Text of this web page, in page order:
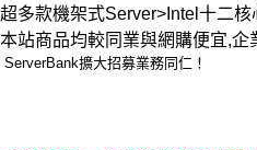
超多款機架式Server>Intel十二
本站商品均較同業與網購便宜,企
ServerBank擴大招募業務同仁！